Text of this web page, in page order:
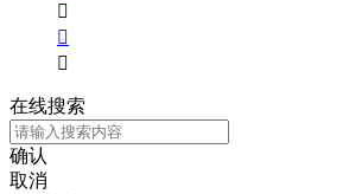



在线搜索
确认
取消